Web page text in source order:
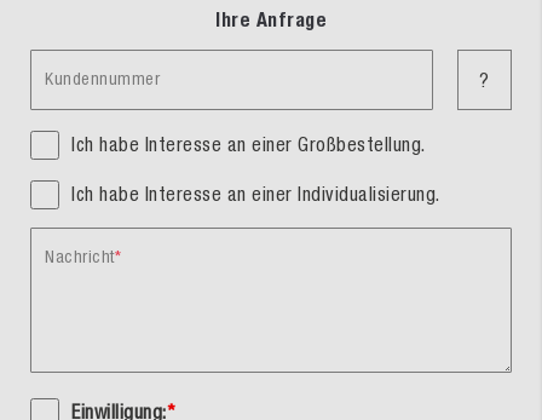
Ihre Anfrage
Kundennummer ?
Ich habe Interesse an einer Großbestellung.
Ich habe Interesse an einer Individualisierung.
Nachricht
Einwilligung:*